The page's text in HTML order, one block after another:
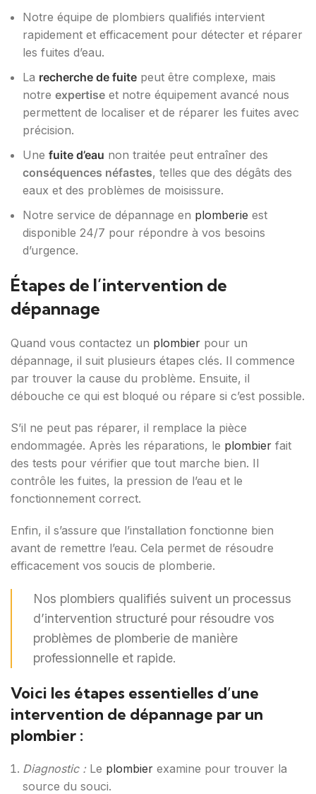
Notre équipe de plombiers qualifiés intervient
rapidement et efficacement pour détecter et réparer
les fuites d’eau.
La recherche de fuite peut être complexe, mais
notre expertise et notre équipement avancé nous
permettent de localiser et de réparer les fuites avec
précision.
Une fuite d’eau non traitée peut entraîner des
conséquences néfastes, telles que des dégâts des
eaux et des problèmes de moisissure.
Notre service de dépannage en plomberie est
disponible 24/7 pour répondre à vos besoins
d’urgence.
Étapes de l’intervention de
dépannage
Quand vous contactez un plombier pour un
dépannage, il suit plusieurs étapes clés. Il commence
par trouver la cause du problème. Ensuite, il
débouche ce qui est bloqué ou répare si c’est possible.
S’il ne peut pas réparer, il remplace la pièce
endommagée. Après les réparations, le plombier fait
des tests pour vérifier que tout marche bien. Il
contrôle les fuites, la pression de l’eau et le
fonctionnement correct.
Enfin, il s’assure que l’installation fonctionne bien
avant de remettre l’eau. Cela permet de résoudre
efficacement vos soucis de plomberie.
Nos plombiers qualifiés suivent un processus
d’intervention structuré pour résoudre vos
problèmes de plomberie de manière
professionnelle et rapide.
Voici les étapes essentielles d’une
intervention de dépannage par un
plombier :
Diagnostic : Le plombier examine pour trouver la
source du souci.